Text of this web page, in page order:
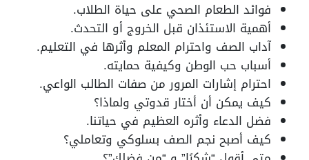
فوائد الطعام الصحي على حياة الطلاب.
أهمية الاستئذان قبل الخروج أو التحدث.
آداب الصف واحترام المعلم وأثرها في التعليم.
أسباب حب الوطن وكيفية حمايته.
احترام إشارات المرور من صفات الطالب الواعي.
كيف يمكن أن أختار قدوتي ولماذا؟
فضل الدعاء وأثره العظيم في حياتنا.
كيف أصبح نجم الصف بسلوكي وتعاملي؟